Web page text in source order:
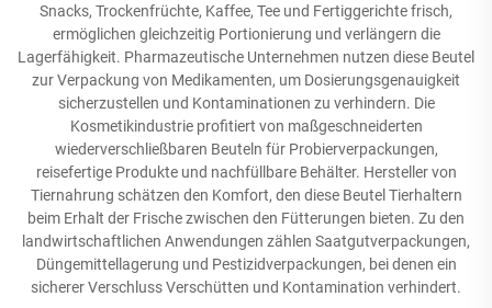
Snacks, Trockenfrüchte, Kaffee, Tee und Fertiggerichte frisch,
ermöglichen gleichzeitig Portionierung und verlängern die
Lagerfähigkeit. Pharmazeutische Unternehmen nutzen diese Beutel
zur Verpackung von Medikamenten, um Dosierungsgenauigkeit
sicherzustellen und Kontaminationen zu verhindern. Die
Kosmetikindustrie profitiert von maßgeschneiderten
wiederverschließbaren Beuteln für Probierverpackungen,
reisefertige Produkte und nachfüllbare Behälter. Hersteller von
Tiernahrung schätzen den Komfort, den diese Beutel Tierhaltern
beim Erhalt der Frische zwischen den Fütterungen bieten. Zu den
landwirtschaftlichen Anwendungen zählen Saatgutverpackungen,
Düngemittellagerung und Pestizidverpackungen, bei denen ein
sicherer Verschluss Verschütten und Kontamination verhindert.